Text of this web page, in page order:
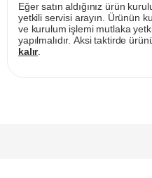
Eğer satın aldığınız ürün
yetkili servisi arayın. Ürünün
ve kurulum işlemi mutlaka
yapılmalıdır. Aksi taktirde
kalır.